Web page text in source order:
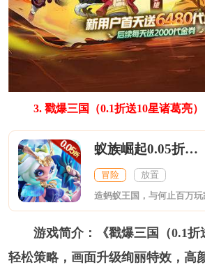
3. 戳爆三国（0.1折送10星诸葛亮）
蚁族崛起0.05折百抽典藏吕布
冒险 放置
游戏简介：《戳爆三国（0.1折
轻松策略，画面升级绚丽特效，高